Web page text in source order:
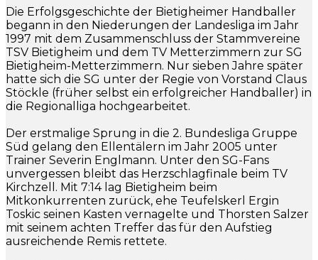
Die Erfolgsgeschichte der Bietigheimer Handballer
begann in den Niederungen der Landesliga im Jahr
1997 mit dem Zusammenschluss der Stammvereine
TSV Bietigheim und dem TV Metterzimmern zur SG
Bietigheim-Metterzimmern. Nur sieben Jahre später
hatte sich die SG unter der Regie von Vorstand Claus
Stöckle (früher selbst ein erfolgreicher Handballer) in
die Regionalliga hochgearbeitet.
Der erstmalige Sprung in die 2. Bundesliga Gruppe
Süd gelang den Ellentälern im Jahr 2005 unter
Trainer Severin Englmann. Unter den SG-Fans
unvergessen bleibt das Herzschlagfinale beim TV
Kirchzell. Mit 7:14 lag Bietigheim beim
Mitkonkurrenten zurück, ehe Teufelskerl Ergin
Toskic seinen Kasten vernagelte und Thorsten Salzer
mit seinem achten Treffer das für den Aufstieg
ausreichende Remis rettete.